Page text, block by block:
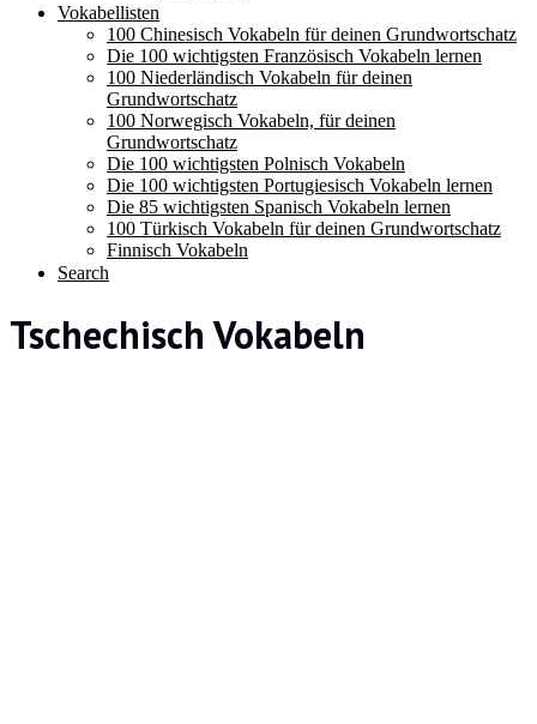
Vokabellisten
100 Chinesisch Vokabeln für deinen Grundwortschatz
Die 100 wichtigsten Französisch Vokabeln lernen
100 Niederländisch Vokabeln für deinen
Grundwortschatz
100 Norwegisch Vokabeln, für deinen
Grundwortschatz
Die 100 wichtigsten Polnisch Vokabeln
Die 100 wichtigsten Portugiesisch Vokabeln lernen
Die 85 wichtigsten Spanisch Vokabeln lernen
100 Türkisch Vokabeln für deinen Grundwortschatz
Finnisch Vokabeln
Search
Tschechisch Vokabeln